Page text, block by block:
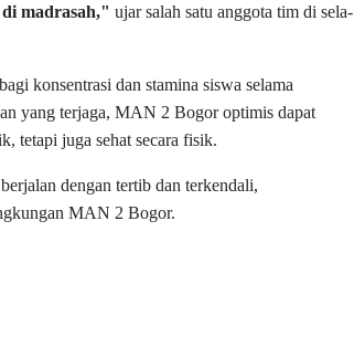
madrasah," ujar salah satu anggota tim di sela-
konsentrasi dan stamina siswa selama
yang terjaga, MAN 2 Bogor optimis dapat
tetapi juga sehat secara fisik.
dengan tertib dan terkendali,
MAN 2 Bogor.